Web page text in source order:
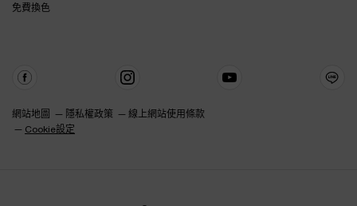
免費換色
網站地圖 隱私權政策
線上網站使用條款
Cookie設定